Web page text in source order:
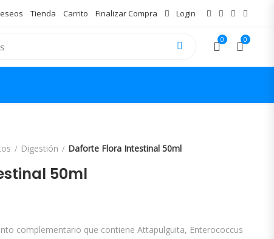
Tienda Carrito Finalizar Compra Login
0 0
Digestión Daforte Flora Intestinal 50ml
50ml
complementario que contiene Attapulguita, Enterococcus